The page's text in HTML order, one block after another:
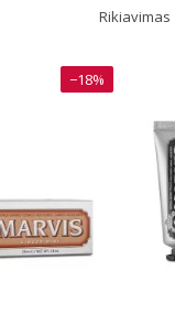
Rikiavimas
−18%